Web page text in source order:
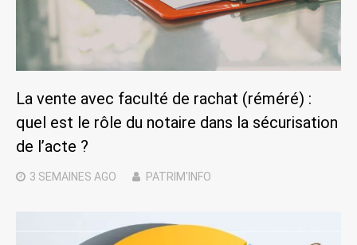
La vente avec faculté de rachat (réméré) :
quel est le rôle du notaire dans la sécurisation
de l’acte ?
3 SEMAINES AGO PATRIM'INFO